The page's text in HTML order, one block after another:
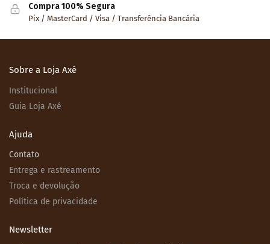
Compra 100% Segura
Pix / MasterCard / Visa / Transferência Bancária
Sobre a Loja Axé
Institucional
Guia Loja Axé
Ajuda
Contato
Entrega e rastreamento
Troca e devolução
Política de privacidade
Newsletter